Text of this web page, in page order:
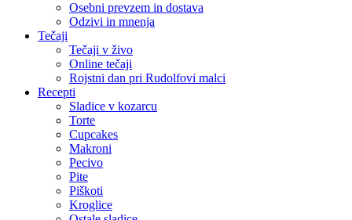
Osebni prevzem in dostava
Odzivi in mnenja
Tečaji
Tečaji v živo
Online tečaji
Rojstni dan pri Rudolfovi malci
Recepti
Sladice v kozarcu
Torte
Cupcakes
Makroni
Pecivo
Pite
Piškoti
Kroglice